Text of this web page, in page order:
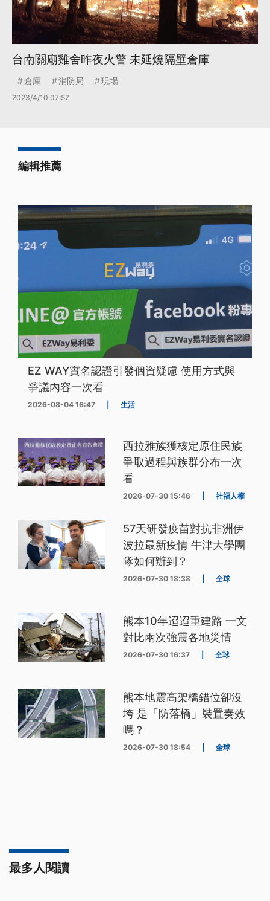
台南關廟雞舍昨夜火警 未延燒隔壁倉庫
倉庫 消防局 現場
2023/4/10 07:57
編輯推薦
EZ WAY實名認證引發個資疑慮 使用方式與
爭議內容一次看
2026-08-04 16:47 生活
西拉雅族獲核定原住民族
爭取過程與族群分布一次
看
2026-07-30 15:46 社福人權
57天研發疫苗對抗非洲伊
波拉最新疫情 牛津大學團
隊如何辦到？
2026-07-30 18:38 全球
熊本10年迢迢重建路 一文
對比兩次強震各地災情
2026-07-30 16:37 全球
熊本地震高架橋錯位卻沒
垮 是「防落橋」裝置奏效
嗎？
2026-07-30 18:54 全球
最多人閱讀